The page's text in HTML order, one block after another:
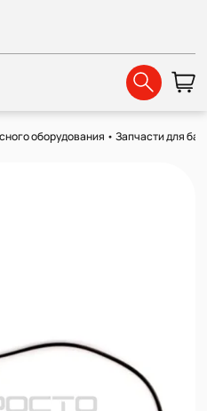
оборудования •Запчасти для